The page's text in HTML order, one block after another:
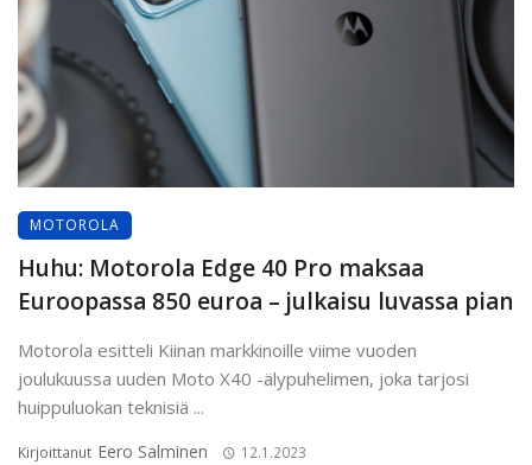
MOTOROLA
Huhu: Motorola Edge 40 Pro maksaa
Euroopassa 850 euroa – julkaisu luvassa pian
Motorola esitteli Kiinan markkinoille viime vuoden
joulukuussa uuden Moto X40 -älypuhelimen, joka tarjosi
huippuluokan teknisiä ...
Kirjoittanut Eero Salminen 12.1.2023